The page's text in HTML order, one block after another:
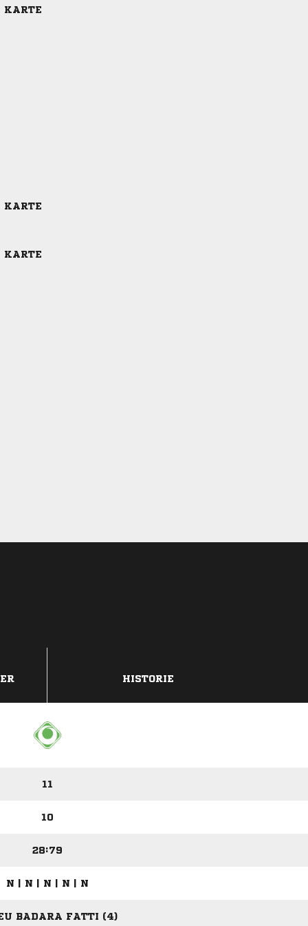
KARTE
KARTE
KARTE
HISTORIE
11
10
28:79
N | N | N | N | N
BADARA FATTI (4)